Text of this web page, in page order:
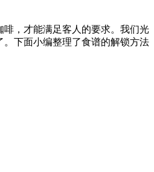
，才能满足客人的要求。我们光
下面小编整理了食谱的解锁方法